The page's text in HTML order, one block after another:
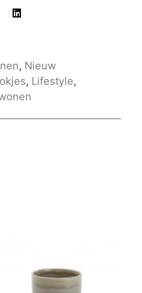
, Nieuw
, Lifestyle,